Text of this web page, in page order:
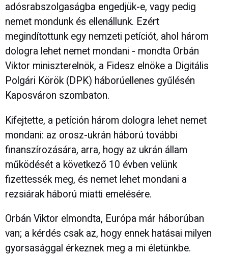
adósrabszolgaságba engedjük-e, vagy pedig
nemet mondunk és ellenállunk. Ezért
megindítottunk egy nemzeti petíciót, ahol három
dologra lehet nemet mondani - mondta Orbán
Viktor miniszterelnök, a Fidesz elnöke a Digitális
Polgári Körök (DPK) háborúellenes gyűlésén
Kaposváron szombaton.
Kifejtette, a petíción három dologra lehet nemet
mondani: az orosz-ukrán háború további
finanszírozására, arra, hogy az ukrán állam
működését a következő 10 évben velünk
fizettessék meg, és nemet lehet mondani a
rezsiárak háború miatti emelésére.
Orbán Viktor elmondta, Európa már háborúban
van; a kérdés csak az, hogy ennek hatásai milyen
gyorsasággal érkeznek meg a mi életünkbe.